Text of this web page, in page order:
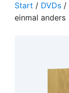
Start / DVDs /
einmal anders